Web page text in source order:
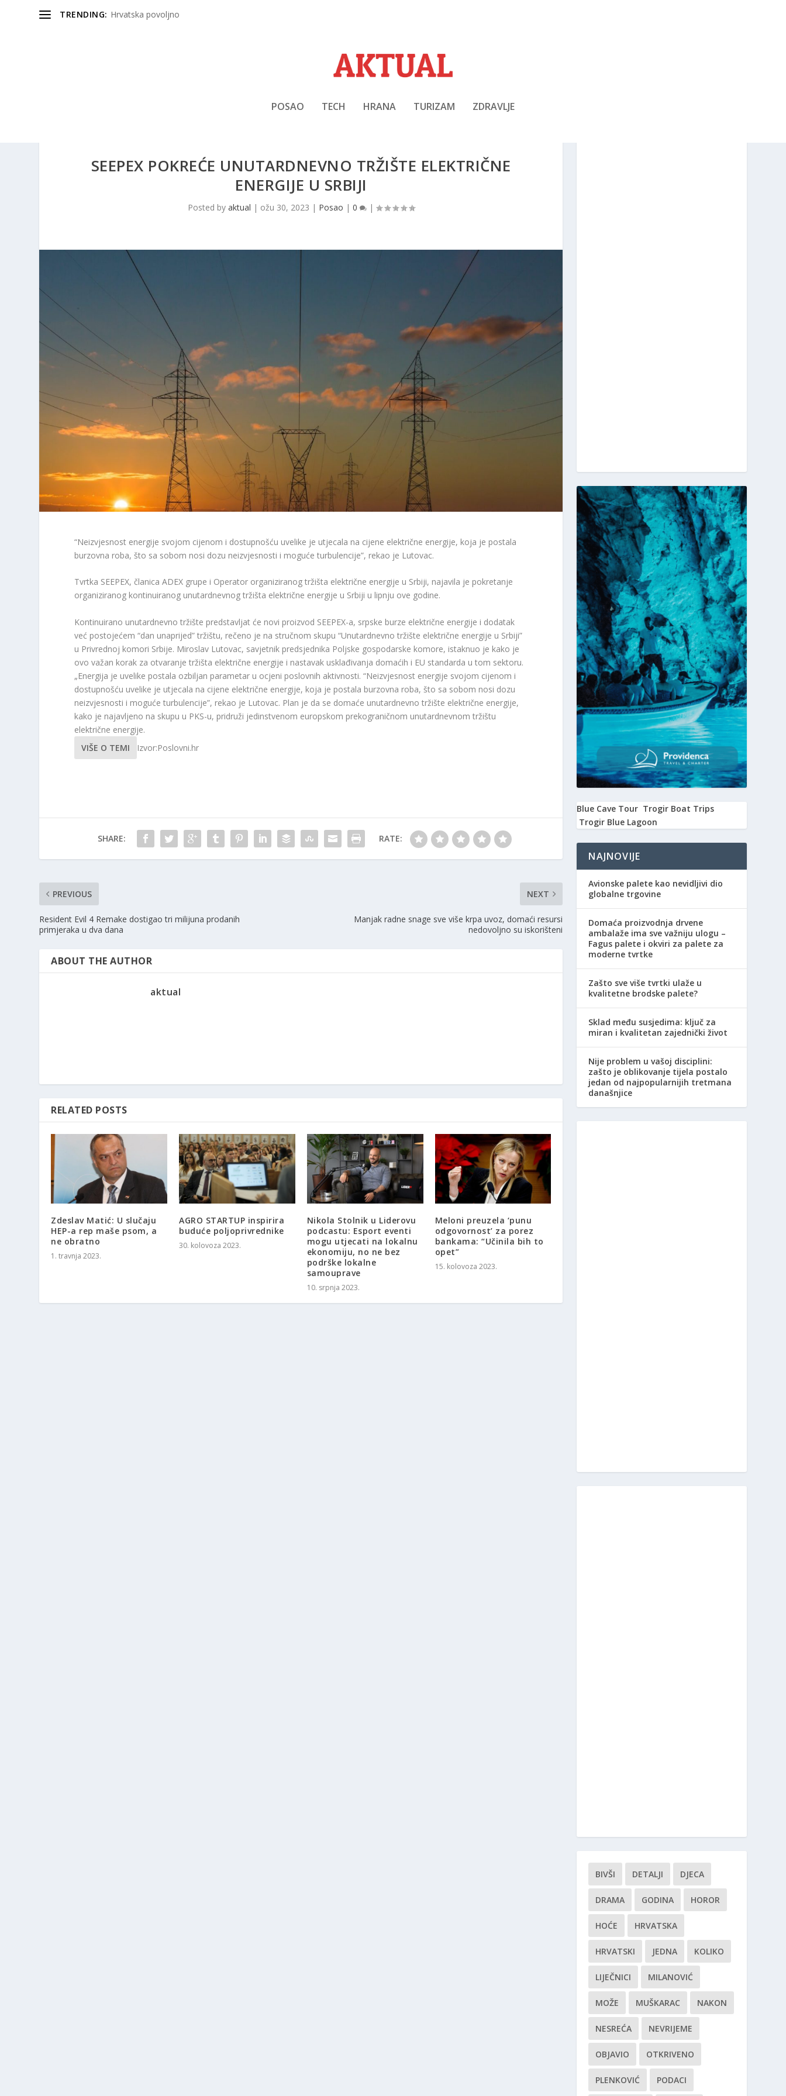
TRENDING: Hrvatska povoljno
POSAO TECH HRANA TURIZAM ZDRAVLJE
SEEPEX POKREĆE UNUTARDNEVNO TRŽIŠTE ELEKTRIČNE
ENERGIJE U SRBIJI
Posted by aktual | ožu 30, 2023 | Posao | 0 |
“Neizvjesnost energije svojom cijenom i dostupnošću uvelike je utjecala na cijene električne energije, koja je postala
burzovna roba, što sa sobom nosi dozu neizvjesnosti i moguće turbulencije”, rekao je Lutovac.
Tvrtka SEEPEX, članica ADEX grupe i Operator organiziranog tržišta električne energije u Srbiji, najavila je pokretanje
organiziranog kontinuiranog unutardnevnog tržišta električne energije u Srbiji u lipnju ove godine.
Kontinuirano unutardnevno tržište predstavljat će novi proizvod SEEPEX-a, srpske burze električne energije i dodatak
već postojećem “dan unaprijed” tržištu, rečeno je na stručnom skupu “Unutardnevno tržište električne energije u Srbiji”
u Privrednoj komori Srbije. Miroslav Lutovac, savjetnik predsjednika Poljske gospodarske komore, istaknuo je kako je
ovo važan korak za otvaranje tržišta električne energije i nastavak usklađivanja domaćih i EU standarda u tom sektoru.
„Energija je uvelike postala ozbiljan parametar u ocjeni poslovnih aktivnosti. “Neizvjesnost energije svojom cijenom i
dostupnošću uvelike je utjecala na cijene električne energije, koja je postala burzovna roba, što sa sobom nosi dozu
neizvjesnosti i moguće turbulencije”, rekao je Lutovac. Plan je da se domaće unutardnevno tržište električne energije,
kako je najavljeno na skupu u PKS-u, pridruži jedinstvenom europskom prekograničnom unutardnevnom tržištu
električne energije.
VIŠE O TEMI
Izvor:Poslovni.hr
SHARE: RATE:
PREVIOUS
Resident Evil 4 Remake dostigao tri milijuna prodanih
primjeraka u dva dana
NEXT
Manjak radne snage sve više krpa uvoz, domaći resursi
nedovoljno su iskorišteni
ABOUT THE AUTHOR
aktual
RELATED POSTS
Zdeslav Matić: U slučaju
HEP-a rep maše psom, a
ne obratno
1. travnja 2023.
AGRO STARTUP inspirira
buduće poljoprivrednike
30. kolovoza 2023.
Nikola Stolnik u Liderovu
podcastu: Esport eventi
mogu utjecati na lokalnu
ekonomiju, no ne bez
podrške lokalne
samouprave
10. srpnja 2023.
Meloni preuzela ‘punu
odgovornost’ za porez
bankama: “Učinila bih to
opet”
15. kolovoza 2023.
Blue Cave Tour Trogir Boat Trips
Trogir Blue Lagoon
NAJNOVIJE
Avionske palete kao nevidljivi dio
globalne trgovine
Domaća proizvodnja drvene
ambalaže ima sve važniju ulogu –
Fagus palete i okviri za palete za
moderne tvrtke
Zašto sve više tvrtki ulaže u
kvalitetne brodske palete?
Sklad među susjedima: ključ za
miran i kvalitetan zajednički život
Nije problem u vašoj disciplini:
zašto je oblikovanje tijela postalo
jedan od najpopularnijih tretmana
današnjice
BIVŠI DETALJI DJECA
DRAMA GODINA HOROR
HOĆE HRVATSKA
HRVATSKI JEDNA KOLIKO
LIJEČNICI MILANOVIĆ
MOŽE MUŠKARAC NAKON
NESREĆA NEVRIJEME
OBJAVIO OTKRIVENO
PLENKOVIĆ PODACI